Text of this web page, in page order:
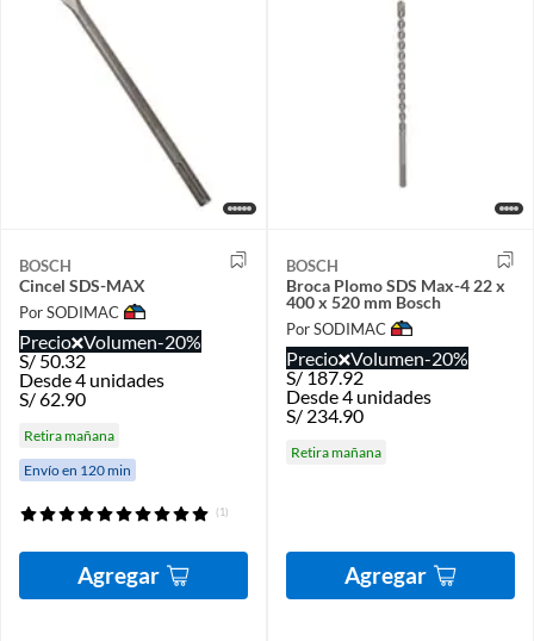
BOSCH
Cincel SDS-MAX
Por SODIMAC
Precio Volumen-20%
S/50.32
Desde 4 unidades
S/62.90
Retira mañana
Envío en 120 min
(1)
Agregar
BOSCH
Broca Plomo SDS Max-4 22 x
400 x 520 mm Bosch
Por SODIMAC
Precio Volumen-20%
S/187.92
Desde 4 unidades
S/ 234.90
Retira mañana
Agregar